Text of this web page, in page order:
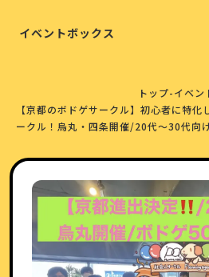
イベントボックス
トップ-イベン
【京都のボドゲサークル】初心者に特
ークル！烏丸・四条開催/20代〜30代向